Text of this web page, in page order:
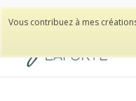
Vous contribuez à mes